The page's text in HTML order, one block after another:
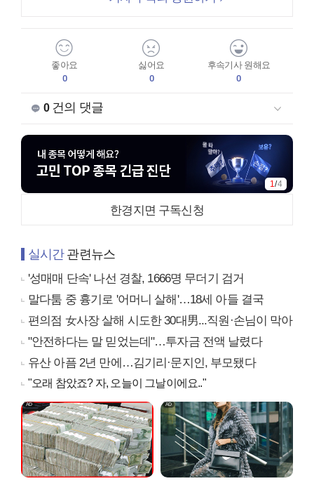
좋아요
0
싫어요
0
후속기사 원해요
0
0건의 댓글
1/4
한경지면 구독신청
실시간관련뉴스
'성매매 단속' 나선 경찰, 1666명 무더기 검거
말다툼 중 흉기로 '어머니 살해'…18세 아들 결국
편의점 女사장 살해 시도한 30대男...직원·손님이 막아
"안전하다는 말 믿었는데"…투자금 전액 날렸다
유산 아픔 2년 만에…김기리·문지인, 부모됐다
"오래 참았죠? 자, 오늘이 그날이에요.."